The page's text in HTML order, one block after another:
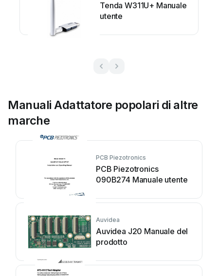
Tenda W311U+ Manuale
utente
Manuali Adattatore popolari di altre
marche
PCB Piezotronics
PCB Piezotronics
090B274 Manuale utente
Auvidea
Auvidea J20 Manuale del
prodotto